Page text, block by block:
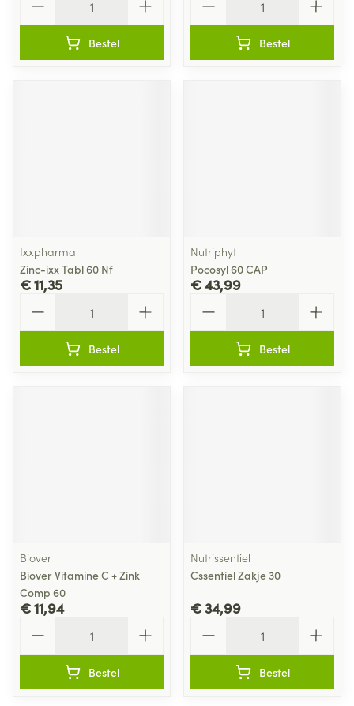
Bestel Bestel
Ixxpharma
Zinc-ixx Tabl 60 Nf
€ 11,35
Bestel
Nutriphyt
Pocosyl 60 CAP
€ 43,99
Bestel
Biover
Biover Vitamine C + Zink
Comp 60
€ 11,94
Bestel
Nutrissentiel
Cssentiel Zakje 30
€ 34,99
Bestel